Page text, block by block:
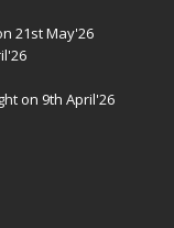
21st May'26
on 9th April'26